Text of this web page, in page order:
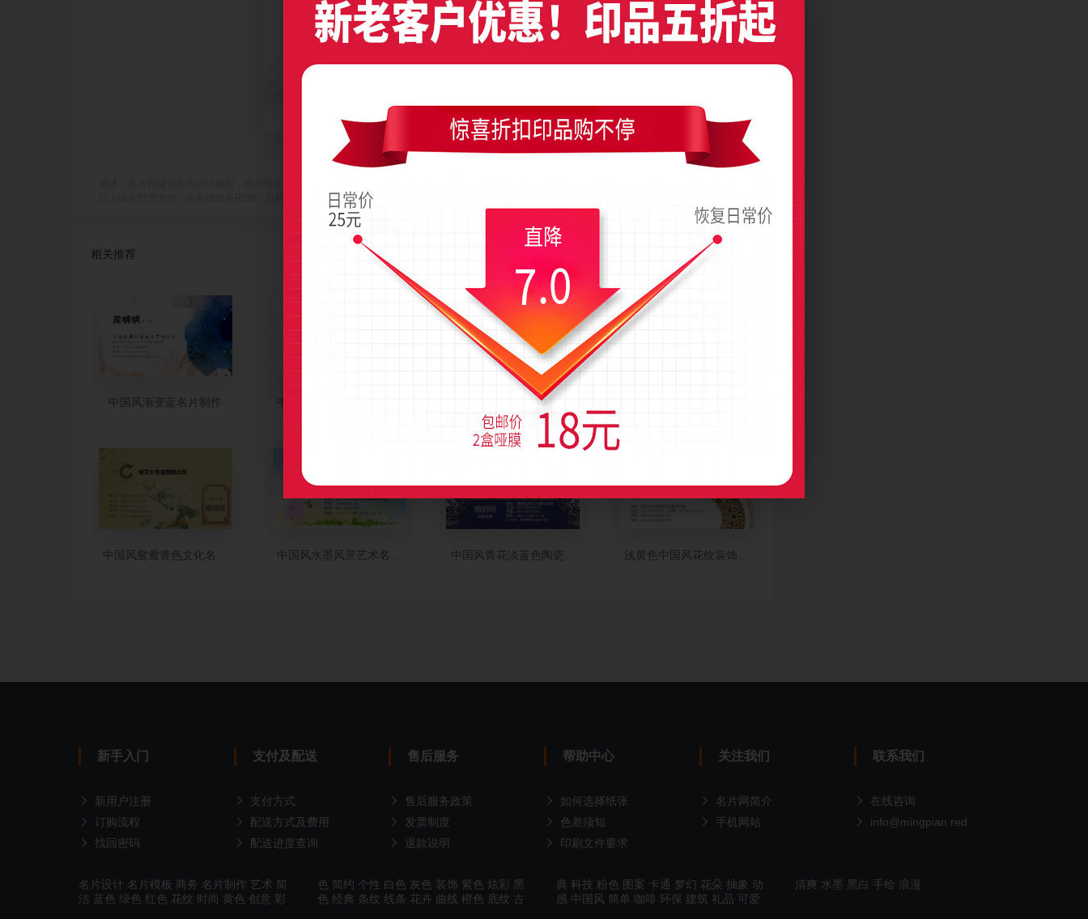
以上版本打开文件，色彩模式是RGB，分辨率是300dpi(像素/英寸)，成品尺寸是90x54毫米；上传时间为2017-09-08 15:00 星期五
相关推荐
中国风渐变蓝名片制作
中国风鸳鸯黄色文化名片制作
中国风水墨鲜花文化名片模板
中国风水墨风景艺术名片模板
中国风红花印记艺术名片模板
中国风青花淡蓝色陶瓷名片模板 浅黄色中国风花纹装饰名片制作
新手入门
新用户注册
订购流程
找回密码
支付及配送
支付方式
配送方式及费用
配送进度查询
售后服务
售后服务政策
发票制度
退款说明
帮助中心
如何选择纸张
色差须知
印刷文件要求
关注我们
名片网简介
手机网站
联系我们
在线咨询
info@mingpian.red
名片设计 名片模板 商务 名片制作 艺术 简
洁 蓝色 绿色 红色 花纹 时尚 黄色 创意 彩
色 简约 个性 白色 灰色 装饰 紫色 炫彩 黑
色 经典 条纹 线条 花卉 曲线 橙色 底纹 古
典 科技 粉色 图案 卡通 梦幻 花朵 抽象 动
感 中国风 简单 咖啡 环保 建筑 礼品 可爱
清爽 水墨 黑白 手绘 浪漫